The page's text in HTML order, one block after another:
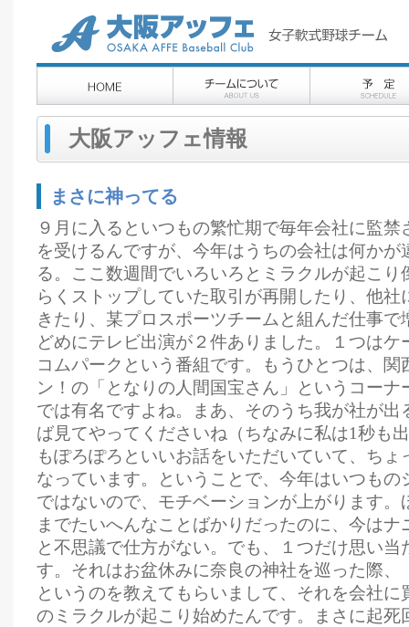
大阪アッフェ情報
まさに神ってる
９月に入るといつもの繁忙期で毎年会社に監
を受けるんですが、今年はうちの会社は何かが
る。ここ数週間でいろいろとミラクルが起こり
らくストップしていた取引が再開したり、他社
きたり、某プロスポーツチームと組んだ仕事で
どめにテレビ出演が２件ありました。１つはケ
コムパークという番組です。もうひとつは、関
ン！の「となりの人間国宝さん」というコーナ
では有名ですよね。まあ、そのうち我が社が出
ば見てやってくださいね（ちなみに私は1秒も
もぽろぽろといいお話をいただいていて、ちょ
なっています。ということで、今年はいつもの
ではないので、モチベーションが上がります。
までたいへんなことばかりだったのに、今は
と不思議で仕方がない。でも、１つだけ思い当
す。それはお盆休みに奈良の神社を巡った際、
というのを教えてもらいまして、それを会社に
のミラクルが起こり始めたんです。まさに起死